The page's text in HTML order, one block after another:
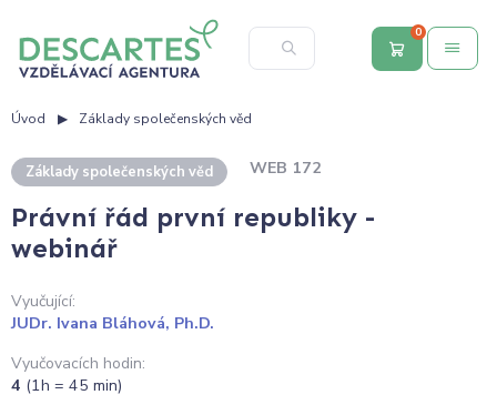
0
Úvod Základy společenských věd
Základy společenských věd WEB 172
Právní řád první republiky -
webinář
Vyučující:
JUDr. Ivana Bláhová, Ph.D.
Vyučovacích hodin:
4 (1h = 45 min)